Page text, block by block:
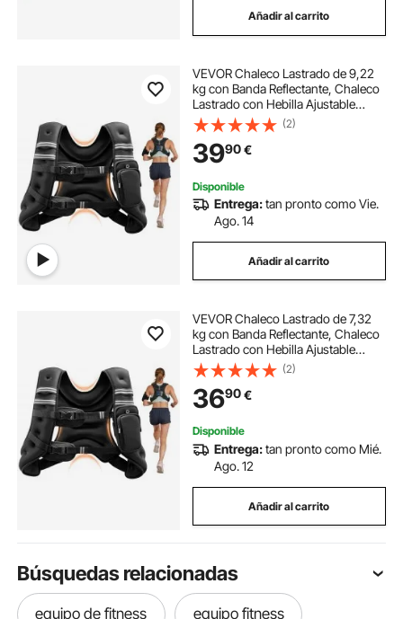
Añadir al carrito
VEVOR Chaleco Lastrado de 9,22
kg con Banda Reflectante, Chaleco
Lastrado con Hebilla Ajustable
Unisex, Equipo para Entrenamiento
de Fuerza, Correr, Trotar, Fitness y
Pérdida de Peso, 89-114 cm
(2)
3990€
Disponible
Entrega:tan pronto como Vie.
Ago. 14
Añadir al carrito
VEVOR Chaleco Lastrado de 7,32
kg con Banda Reflectante, Chaleco
Lastrado con Hebilla Ajustable
Unisex, Equipo para Entrenamiento
de Fuerza, Correr, Trotar, Fitness y
Pérdida de Peso, 89-114 cm
(2)
3690€
Disponible
Entrega:tan pronto como Mié.
Ago. 12
Añadir al carrito
Búsquedas relacionadas
equipo de fitness equipo fitness